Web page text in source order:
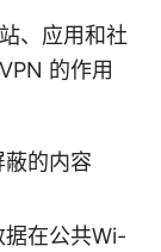
、应用和社
的作用
的内容
据在公共Wi-